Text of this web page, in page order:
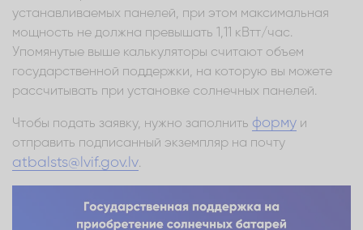
устанавливаемых панелей, при этом максимальная
мощность не должна превышать 1,11 кВтт/час.
Упомянутые выше калькуляторы считают объем
государственной поддержки, на которую вы можете
рассчитывать при установке солнечных панелей.
Чтобы подать заявку, нужно заполнить форму и
отправить подписанный экземпляр на почту
atbalsts@lvif.gov.lv.